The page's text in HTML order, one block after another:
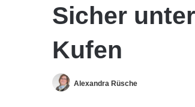
Sicher
Kufen
Alexandra Rüsche